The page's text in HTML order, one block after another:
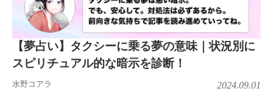
【夢占い】タクシーに乗る夢の意味｜状況別に
スピリチュアル的な暗示を診断！
水野コアラ 2024.09.01